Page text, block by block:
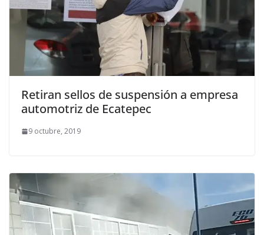
Retiran sellos de suspensión a empresa
automotriz de Ecatepec
9 octubre, 2019